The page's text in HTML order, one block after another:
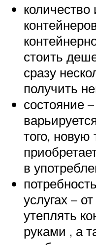
стоить
сразу
получить
состояние
того, новую
в
услугах –
утеплять
руками , а